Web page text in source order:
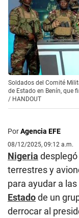
Soldados del Comité
de Estado en Benín, que
/ HANDOUT
PorAgencia EFE
08/12/2025, 09:12 a.m.
Nigeria
terrestres y
para ayudar a
Estadode un
derrocar al